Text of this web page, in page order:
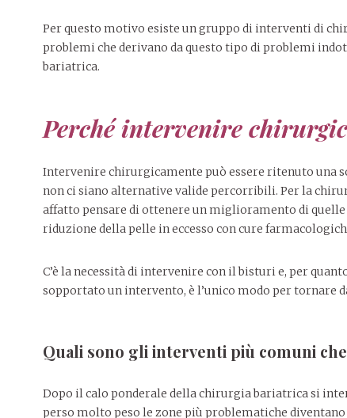
Per questo motivo esiste un gruppo di interventi di
problemi che derivano da questo tipo di problemi
bariatrica.
Perché intervenire
Intervenire chirurgicamente può essere ritenuto una
non ci siano alternative valide percorribili. Per la
affatto pensare di ottenere un miglioramento di
riduzione della pelle in eccesso con cure
C’è la necessità di intervenire con il bisturi e, per
sopportato un intervento, è l’unico modo per tornare
Quali sono gli interventi più comuni
Dopo il calo ponderale della chirurgia bariatrica si
perso molto peso le zone più problematiche